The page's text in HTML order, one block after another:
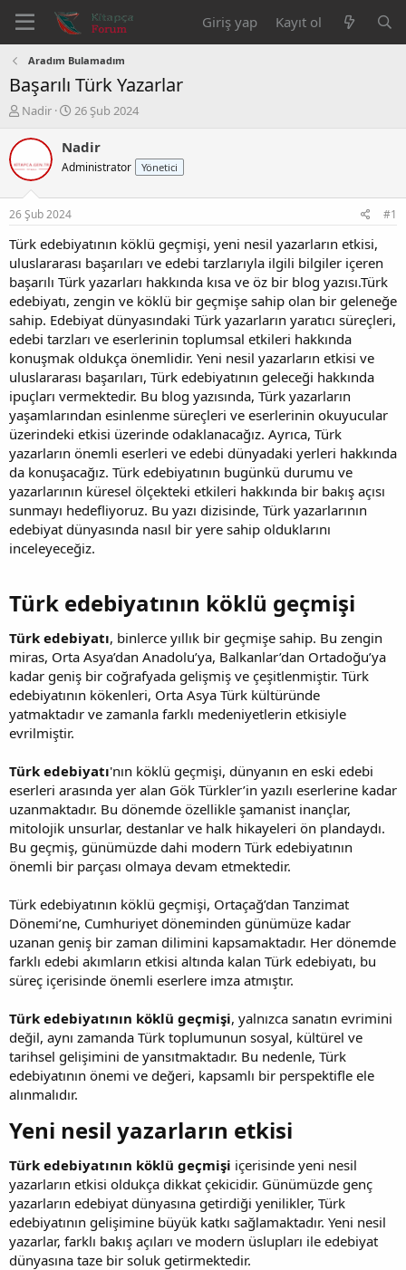
Giriş yap Kayıt ol
Aradım Bulamadım
Başarılı Türk Yazarlar
K
n
u
u
b
a
l
a
t
a
n
Nadir
B
ş
l
a
ç
t
a
r
i
h
i
26 Şub 2024
Nadir
Administrator Yönetici
26 Şub 2024 #1
Türk edebiyatının köklü geçmişi, yeni nesil yazarların etkisi,
uluslararası başarıları ve edebi tarzlarıyla ilgili bilgiler içeren
başarılı Türk yazarları hakkında kısa ve öz bir blog yazısı.Türk
edebiyatı, zengin ve köklü bir geçmişe sahip olan bir geleneğe
sahip. Edebiyat dünyasındaki Türk yazarların yaratıcı süreçleri,
edebi tarzları ve eserlerinin toplumsal etkileri hakkında
konuşmak oldukça önemlidir. Yeni nesil yazarların etkisi ve
uluslararası başarıları, Türk edebiyatının geleceği hakkında
ipuçları vermektedir. Bu blog yazısında, Türk yazarların
yaşamlarından esinlenme süreçleri ve eserlerinin okuyucular
üzerindeki etkisi üzerinde odaklanacağız. Ayrıca, Türk
yazarların önemli eserleri ve edebi dünyadaki yerleri hakkında
da konuşacağız. Türk edebiyatının bugünkü durumu ve
yazarlarının küresel ölçekteki etkileri hakkında bir bakış açısı
sunmayı hedefliyoruz. Bu yazı dizisinde, Türk yazarlarının
edebiyat dünyasında nasıl bir yere sahip olduklarını
inceleyeceğiz.
Türk edebiyatının köklü geçmişi​
Türk edebiyatı, binlerce yıllık bir geçmişe sahip. Bu zengin
miras, Orta Asya’dan Anadolu’ya, Balkanlar’dan Ortadoğu’ya
kadar geniş bir coğrafyada gelişmiş ve çeşitlenmiştir. Türk
edebiyatının kökenleri, Orta Asya Türk kültüründe
yatmaktadır ve zamanla farklı medeniyetlerin etkisiyle
evrilmiştir.
Türk edebiyatı'nın köklü geçmişi, dünyanın en eski edebi
eserleri arasında yer alan Gök Türkler’in yazılı eserlerine kadar
uzanmaktadır. Bu dönemde özellikle şamanist inançlar,
mitolojik unsurlar, destanlar ve halk hikayeleri ön plandaydı.
Bu geçmiş, günümüzde dahi modern Türk edebiyatının
önemli bir parçası olmaya devam etmektedir.
Türk edebiyatının köklü geçmişi, Ortaçağ’dan Tanzimat
Dönemi’ne, Cumhuriyet döneminden günümüze kadar
uzanan geniş bir zaman dilimini kapsamaktadır. Her dönemde
farklı edebi akımların etkisi altında kalan Türk edebiyatı, bu
süreç içerisinde önemli eserlere imza atmıştır.
Türk edebiyatının köklü geçmişi, yalnızca sanatın evrimini
değil, aynı zamanda Türk toplumunun sosyal, kültürel ve
tarihsel gelişimini de yansıtmaktadır. Bu nedenle, Türk
edebiyatının önemi ve değeri, kapsamlı bir perspektifle ele
alınmalıdır.
Yeni nesil yazarların etkisi​
Türk edebiyatının köklü geçmişi içerisinde yeni nesil
yazarların etkisi oldukça dikkat çekicidir. Günümüzde genç
yazarların edebiyat dünyasına getirdiği yenilikler, Türk
edebiyatının gelişimine büyük katkı sağlamaktadır. Yeni nesil
yazarlar, farklı bakış açıları ve modern üslupları ile edebiyat
dünyasına taze bir soluk getirmektedir.